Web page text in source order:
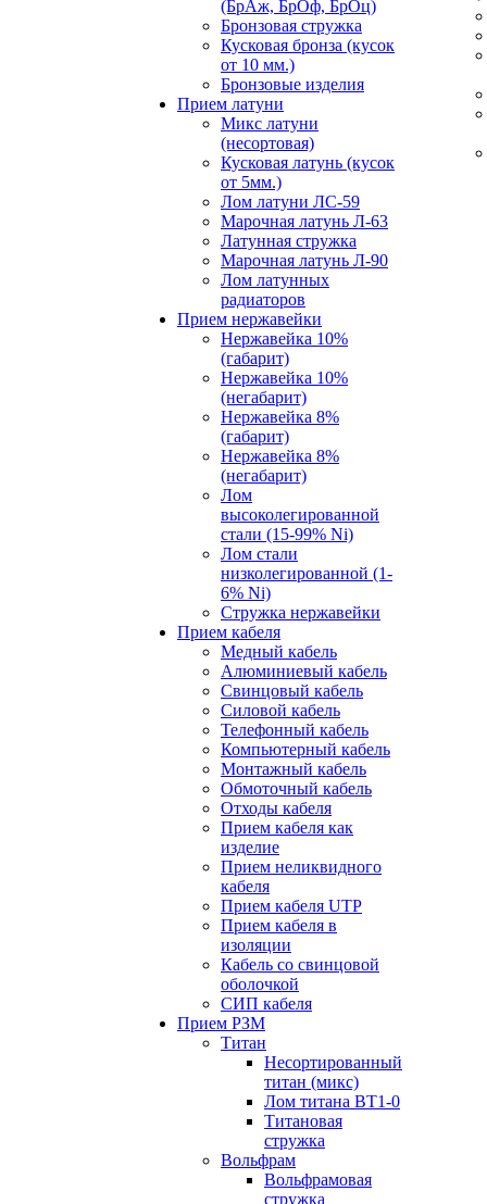
(БрАж, БрОф, БрОц)
Бронзовая стружка
Кусковая бронза (кусок
от 10 мм.)
Бронзовые изделия
Прием латуни
Микс латуни
(несортовая)
Кусковая латунь (кусок
от 5мм.)
Лом латуни ЛС-59
Марочная латунь Л-63
Латунная стружка
Марочная латунь Л-90
Лом латунных
радиаторов
Прием нержавейки
Нержавейка 10%
(габарит)
Нержавейка 10%
(негабарит)
Нержавейка 8%
(габарит)
Нержавейка 8%
(негабарит)
Лом
высоколегированной
стали (15-99% Ni)
Лом стали
низколегированной (1-
6% Ni)
Стружка нержавейки
Прием кабеля
Медный кабель
Алюминиевый кабель
Свинцовый кабель
Силовой кабель
Телефонный кабель
Компьютерный кабель
Монтажный кабель
Обмоточный кабель
Отходы кабеля
Прием кабеля как
изделие
Прием неликвидного
кабеля
Прием кабеля UTP
Прием кабеля в
изоляции
Кабель со свинцовой
оболочкой
СИП кабеля
Прием РЗМ
Титан
Несортированный
титан (микс)
Лом титана ВТ1-0
Титановая
стружка
Вольфрам
Вольфрамовая
стружка